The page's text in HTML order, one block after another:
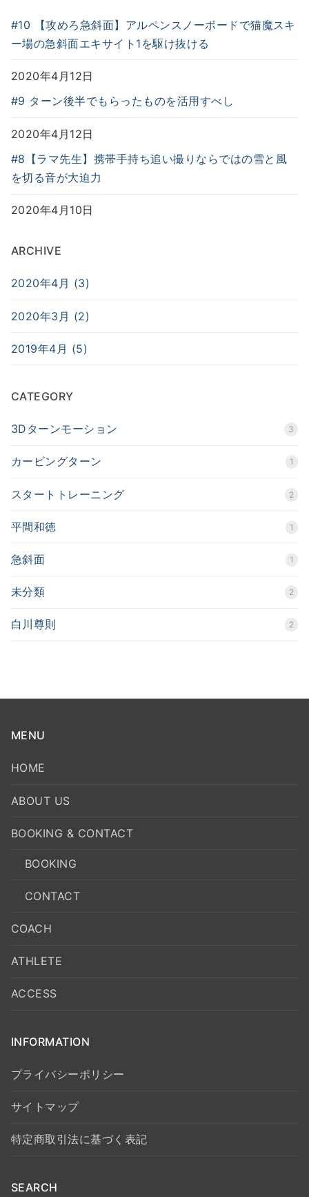
#10 【攻めろ急斜面】アルペンスノーボードで猫魔スキ
ー場の急斜面エキサイト1を駆け抜ける
2020年4月12日
#9 ターン後半でもらったものを活用すべし
2020年4月12日
#8【ラマ先生】携帯手持ち追い撮りならではの雪と風
を切る音が大迫力
2020年4月10日
ARCHIVE
2020年4月 (3)
2020年3月 (2)
2019年4月 (5)
CATEGORY
3Dターンモーション 3
カービングターン 1
スタートトレーニング 2
平間和徳 1
急斜面 1
未分類 2
白川尊則 2
MENU
HOME
ABOUT US
BOOKING & CONTACT
BOOKING
CONTACT
COACH
ATHLETE
ACCESS
INFORMATION
プライバシーポリシー
サイトマップ
特定商取引法に基づく表記
SEARCH